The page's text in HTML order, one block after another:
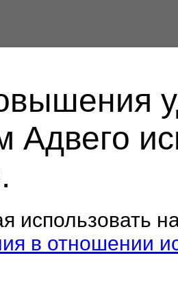
Адвего
использовать
в отношении